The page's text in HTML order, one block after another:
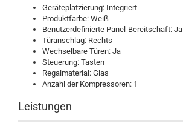
Geräteplatzierung: Integriert
Produktfarbe: Weiß
Benutzerdefinierte Panel-Bereitschaft: Ja
Türanschlag: Rechts
Wechselbare Türen: Ja
Steuerung: Tasten
Regalmaterial: Glas
Anzahl der Kompressoren: 1
Leistungen